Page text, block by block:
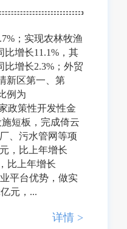
；实现农林牧渔
比增长11.1%，其
比增长2.3%；外贸
新区第一、第
例为
政策性开发性金
短板，完成倚云
、污水管网等项
，比上年增长
比上年增长
平台优势，做实
元，...
详情 >